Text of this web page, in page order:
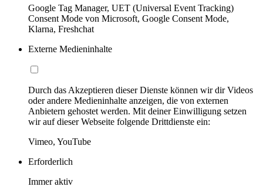
Google Tag Manager, UET (Universal Event Tracking)
Consent Mode von Microsoft, Google Consent Mode,
Klarna, Freshchat
Externe Medieninhalte
Durch das Akzeptieren dieser Dienste können wir dir Videos
oder andere Medieninhalte anzeigen, die von externen
Anbietern gehostet werden. Mit deiner Einwilligung setzen
wir auf dieser Webseite folgende Drittdienste ein:
Vimeo, YouTube
Erforderlich
Immer aktiv